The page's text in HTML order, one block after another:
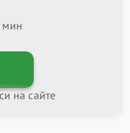
мин
на сайте